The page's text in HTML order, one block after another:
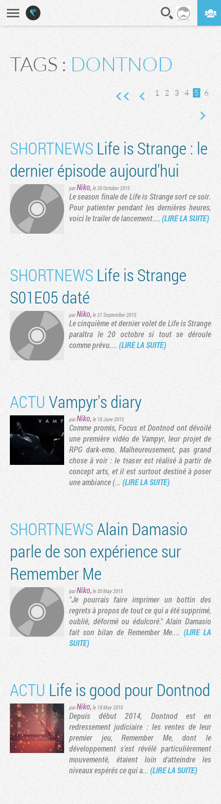
TAGS : DONTNOD
1 2 3 4 5 6
suivante
SHORTNEWS Life is Strange : le
dernier épisode aujourd'hui
parNiko, le 20 October 2015
Le season finale de Life is Strange sort ce soir.
Pour patienter pendant les dernières heures,
voici le trailer de lancement.... (LIRE LA SUITE)
SHORTNEWS Life is Strange
S01E05 daté
parNiko, le 21 September 2015
Le cinquième et dernier volet de Life is Strange
paraîtra le 20 octobre si tout se déroule
comme prévu....(LIRE LA SUITE)
ACTU Vampyr's diary
parNiko, le 18 June 2015
Comme promis, Focus et Dontnod ont dévoilé
une première vidéo de Vampyr, leur projet de
RPG dark-emo. Malheureusement, pas grand
chose à voir : le teaser est réalisé à partir de
concept arts, et il est surtout destiné à poser
une ambiance (...(LIRE LA SUITE)
SHORTNEWSAlain Damasio
parle de son expérience sur
Remember Me
parNiko, le 30 May 2015
"Je pourrais faire imprimer un bottin des
regrets à propos de tout ce qui a été supprimé,
oublié, déformé ou édulcoré." Alain Damasio
fait son bilan de Remember Me.... (LIRE LA
SUITE)
ACTU Life is good pour Dontnod
parNiko, le 18 May 2015
Depuis début 2014, Dontnod est en
redressement judiciaire : les ventes de leur
premier jeu, Remember Me, dont le
développement s'est révélé particulièrement
mouvementé, étaient loin d'atteindre les
niveaux espérés ce qui a... (LIRE LA SUITE)